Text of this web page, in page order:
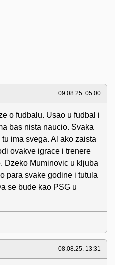
09.08.25. 05:00
o fudbalu. Usao u fudbal i
bas nista naucio. Svaka
ima svega. Al ako zaista
ovakve igrace i trenere
Dzeko Muminovic u kljuba
para svake godine i tutula
se bude kao PSG u
08.08.25. 13:31